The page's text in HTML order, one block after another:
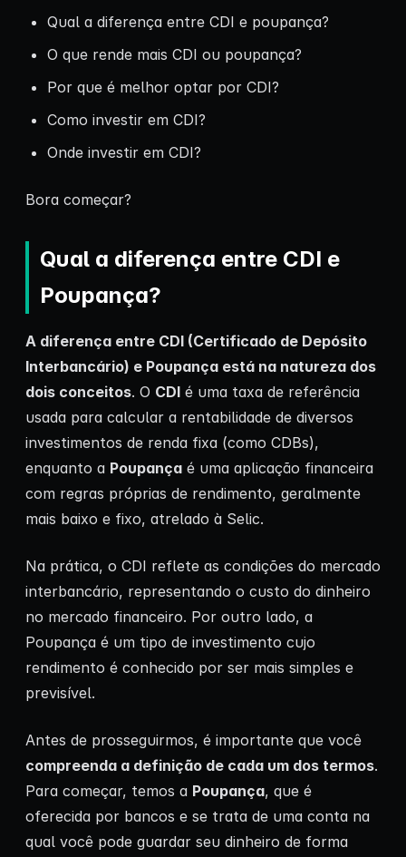
Qual a diferença entre CDI e poupança?
O que rende mais CDI ou poupança?
Por que é melhor optar por CDI?
Como investir em CDI?
Onde investir em CDI?
Bora começar?
Qual a diferença entre CDI e
Poupança?
A diferença entre CDI (Certificado de Depósito
Interbancário) e Poupança está na natureza dos
dois conceitos. O CDI é uma taxa de referência
usada para calcular a rentabilidade de diversos
investimentos de renda fixa (como CDBs),
enquanto a Poupança é uma aplicação financeira
com regras próprias de rendimento, geralmente
mais baixo e fixo, atrelado à Selic.
Na prática, o CDI reflete as condições do mercado
interbancário, representando o custo do dinheiro
no mercado financeiro. Por outro lado, a
Poupança é um tipo de investimento cujo
rendimento é conhecido por ser mais simples e
previsível.
Antes de prosseguirmos, é importante que você
compreenda a definição de cada um dos termos.
Para começar, temos a Poupança, que é
oferecida por bancos e se trata de uma conta na
qual você pode guardar seu dinheiro de forma